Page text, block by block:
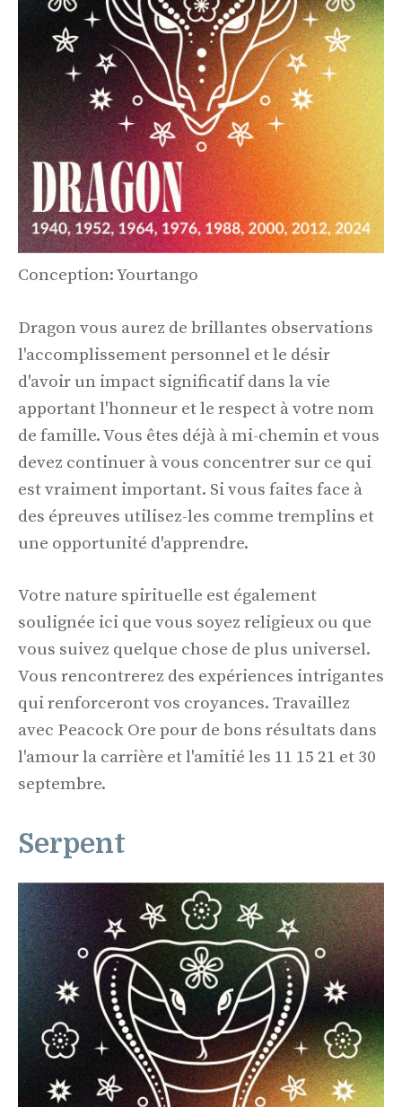
Conception: Yourtango
Dragon vous aurez de brillantes observations
l'accomplissement personnel et le désir
d'avoir un impact significatif dans la vie
apportant l'honneur et le respect à votre nom
de famille. Vous êtes déjà à mi-chemin et vous
devez continuer à vous concentrer sur ce qui
est vraiment important. Si vous faites face à
des épreuves utilisez-les comme tremplins et
une opportunité d'apprendre.
Votre nature spirituelle est également
soulignée ici que vous soyez religieux ou que
vous suivez quelque chose de plus universel.
Vous rencontrerez des expériences intrigantes
qui renforceront vos croyances. Travaillez
avec Peacock Ore pour de bons résultats dans
l'amour la carrière et l'amitié les 11 15 21 et 30
septembre.
Serpent